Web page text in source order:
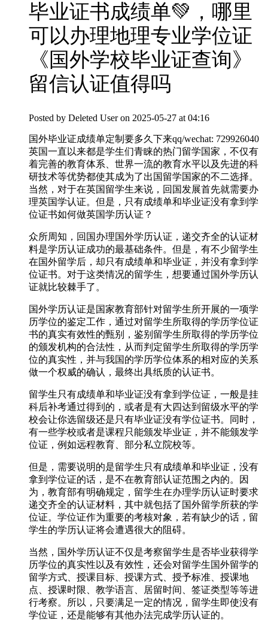
毕业证书成绩单💚，哪里
可以办理地理专业学位证
《国外学校毕业证查询》
留信认证值得吗
Posted by Deleted User on 2025-05-27 at 04:16
国外毕业证成绩单定制要多久下来qq/wechat: 729926040
英国一直以来都是学生们青睐的热门留学国家，不仅有
着完善的教育体系、世界一流的教育水平以及先进的科
研技术等优势都使其成为了出国留学国家的不二选择。
当然，对于在英国留学生来说，回国发展首先就需要办
理英国学认证。但是，只有成绩单和毕业证没有拿到学
位证书如何做英国学历认证？
众所周知，回国办理国外学历认证，递交齐全的认证材
料是学历认证成功的最基础条件。但是，有不少留学生
在国外留学后，却只有成绩单和毕业证，并没有拿到学
位证书。对于这类情况的留学生，想要通过国外学历认
证就比较棘手了。
国外学历认证是国家教育部针对留学生所开展的一项学
历学位的鉴定工作，通过对留学生所取得的学历学位证
书的真实有效性的甄别，鉴别留学生所取得的学历学位
的颁发机构的合法性，从而判定留学生所取得的学历学
位的真实性，并与我国的学历学位体系的相对应的关系
做一个权威的确认，最终出具纸质的认证书。
留学生只有成绩单和毕业证没有拿到学位证，一般是挂
科后补考通过得到的，或者是有大四达到留级水平的学
校会让你选留级还是只有毕业证没有学位证书。同时，
有一些学校或者是课程只能颁发毕业证，并不能颁发学
位证，例如远程教育、部分私立院校等。
但是，需要说明的是留学生只有成绩单和毕业证，没有
拿到学位证的话，是不在教育部认证范围之内的。因
为，教育部有明确规定，留学生在办理学历认证时要求
递交齐全的认证材料，其中就包括了国外留学所获的学
位证。学位证作为重要的考核对象，若有缺少的话，留
学生的学历认证将会遭遇很大的阻碍。
当然，国外学历认证不仅是考察留学生是否毕业获得学
历学位的真实性以及有效性，还会对留学生国外留学的
留学方式、授课目标、授课方式、授予标准、授课地
点、授课时限、教学语言、居留时间、签证类型等等进
行考察。所以，只要满足一定的情况，留学生即使没有
学位证，还是能够有其他办法完成学历认证的。